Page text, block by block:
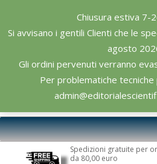
Chiusura estiva 7-
Si avvisano i gentili Clienti che le
agosto
Gli ordini pervenuti verranno
Per problematiche
content
Editoriale
Scientifica
Primary
Navigation
Spedizioni gratuite per
da 80,00 euro